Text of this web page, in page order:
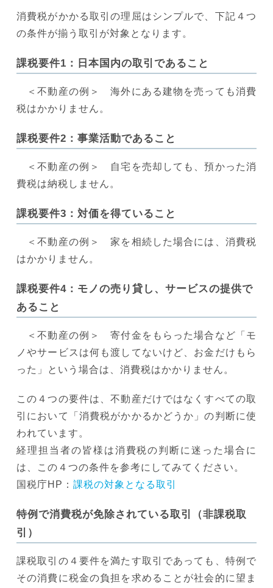
消費税がかかる取引の理屈はシンプルで、下記４つ
の条件が揃う取引が対象となります。
課税要件1：日本国内の取引であること
＜不動産の例＞ 海外にある建物を売っても消費
税はかかりません。
課税要件2：事業活動であること
＜不動産の例＞ 自宅を売却しても、預かった消
費税は納税しません。
課税要件3：対価を得ていること
＜不動産の例＞ 家を相続した場合には、消費税
はかかりません。
課税要件4：モノの売り貸し、サービスの提供で
あること
＜不動産の例＞ 寄付金をもらった場合など「モ
ノやサービスは何も渡してないけど、お金だけもら
った」という場合は、消費税はかかりません。
この４つの要件は、不動産だけではなくすべての取
引において「消費税がかかるかどうか」の判断に使
われています。
経理担当者の皆様は消費税の判断に迷った場合に
は、この４つの条件を参考にしてみてください。
国税庁HP： 課税の対象となる取引
特例で消費税が免除されている取引（非課税取
引）
課税取引の４要件を満たす取引であっても、特例で
その消費に税金の負担を求めることが社会的に望ま